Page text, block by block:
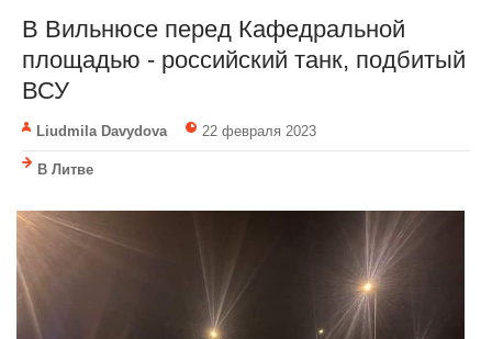
В Вильнюсе перед Кафедральной
площадью - российский танк, подбитый
ВСУ
Liudmila Davydova 22 февраля 2023
В Литве